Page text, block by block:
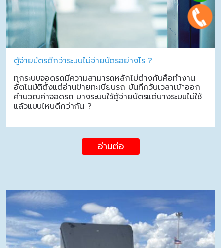
ตู้จ่ายบัตรดีกว่าระบบไม่จ่ายบัตรอย่างไร ?
ทุกระบบจอดรถมีความสามารถหลักไม่ต่างกันคือทำงาน
อัตโนมัติตั้งแต่อ่านป้ายทะเบียนรถ บันทึกวันเวลาเข้าออก
คำนวณค่าจอดรถ บางระบบใช้ตู้จ่ายบัตรแต่บางระบบไม่ใช้
แล้วแบบไหนดีกว่ากัน ?
อ่านต่อ